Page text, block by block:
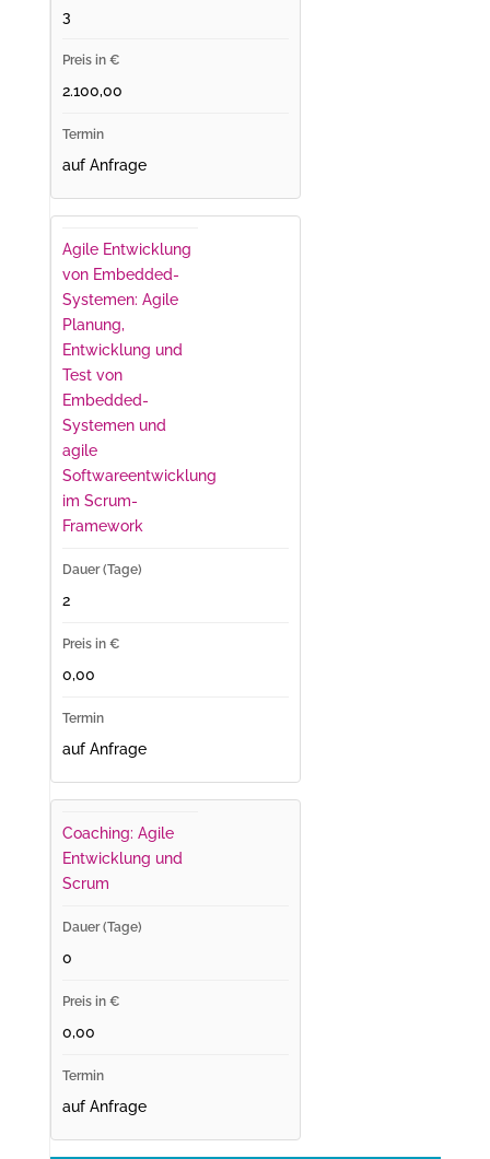
3
2.100,00
auf Anfrage
Agile Entwicklung
von Embedded-
Systemen: Agile
Planung,
Entwicklung und
Test von
Embedded-
Systemen und
agile
Softwareentwicklung
im Scrum-
Framework
2
0,00
auf Anfrage
Coaching: Agile
Entwicklung und
Scrum
0
0,00
auf Anfrage